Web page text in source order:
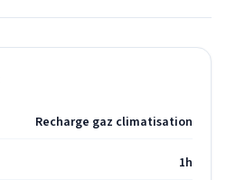
Recharge gaz climatisation
1h